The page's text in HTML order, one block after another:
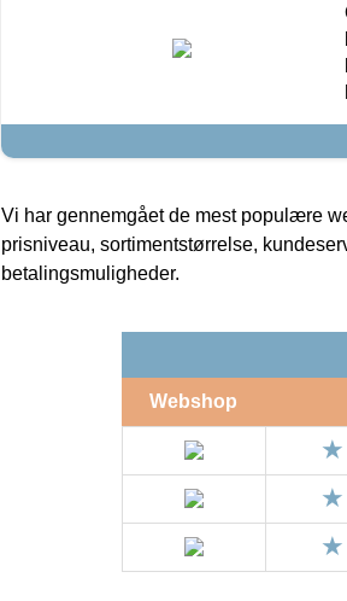
Vi har gennemgået de mest populære
prisniveau, sortimentstørrelse,
betalingsmuligheder.
Webshop